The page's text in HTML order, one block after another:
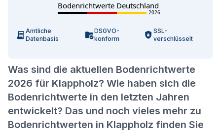
Was sind die aktuellen Bodenrichtwerte
2026 für Klappholz? Wie haben sich die
Bodenrichtwerte in den letzten Jahren
entwickelt? Das und noch vieles mehr zu
Bodenrichtwerten in Klappholz finden Sie
Bodenrichtwerte Deutschland
2026
Amtliche
Datenbasis
DSGVO-
konform
SSL-
verschlüsselt